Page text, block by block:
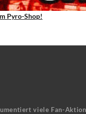
Pyro-Shop!
viele Fan-